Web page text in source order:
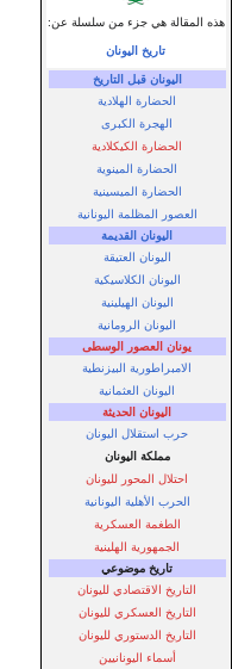
هذه المقالة هي جزء من سلسلة عن:
تاريخ اليونان
اليونان قبل التاريخ
الحضارة الهلادية
الهجرة الكبرى
الحضارة الكيكلادية
الحضارة المينوية
الحضارة الميسينية
العصور المظلمة اليونانية
اليونان القديمة
اليونان العتيقة
اليونان الكلاسيكية
اليونان الهيلينية
اليونان الرومانية
يونان العصور الوسطى
الامبراطورية البيزنطية
اليونان العثمانية
اليونان الحديثة
حرب استقلال اليونان
مملكة اليونان
احتلال المحور لليونان
الحرب الأهلية اليونانية
الطغمة العسكرية
الجمهورية الهلينية
تاريخ موضوعي
التاريخ الاقتصادي لليونان
التاريخ العسكري لليونان
التاريخ الدستوري لليونان
أسماء اليونانيين